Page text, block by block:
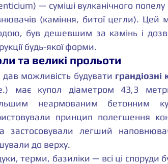
— суміші вулканічного
(каміння, битої цегли). Цей
був дешевшим за камінь і
будь-якої форми.
та великі прольоти
дав можливість будувати грандіозні
має купол діаметром 43,3
неармованим бетонним
принцип полегшення
застосовували легший
до верху.